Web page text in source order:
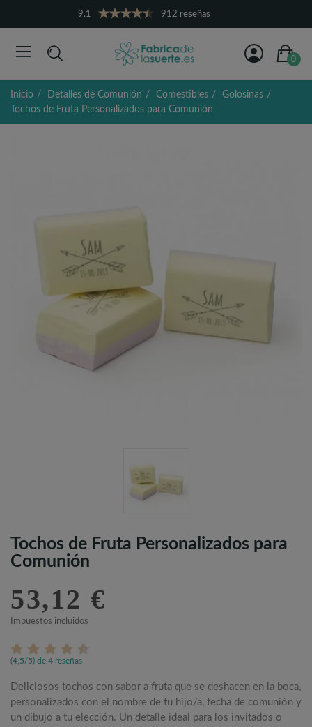
9.1 912 reseñas
0
Inicio Detalles de Comunión Comestibles
Golosinas
Tochos de Fruta Personalizados para Comunión
Tochos de Fruta Personalizados para
Comunión
53,12 €
Impuestos incluidos
(4,5/5) de 4 reseñas
Deliciosos tochos con sabor a fruta que se deshacen en la boca,
personalizados con el nombre de tu hijo/a, fecha de comunión y
un dibujo a tu elección. Un detalle ideal para los invitados o